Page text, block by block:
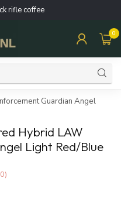
rifle coffee
0
Guardian Angel
Hybrid LAW
Light Red/Blue